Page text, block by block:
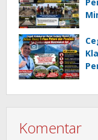
Komentar